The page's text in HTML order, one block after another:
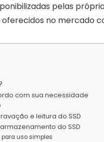
pelas
oferecidos no mercado
com sua necessidade
e leitura do SSD
do SSD
para uso simples